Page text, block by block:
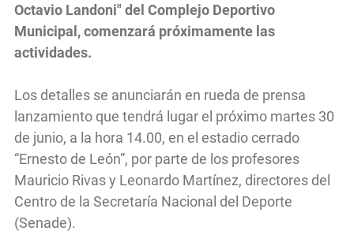
Octavio Landoni" del Complejo Deportivo
Municipal, comenzará próximamente las
actividades.
Los detalles se anunciarán en rueda de prensa
lanzamiento que tendrá lugar el próximo martes 30
de junio, a la hora 14.00, en el estadio cerrado
“Ernesto de León”, por parte de los profesores
Mauricio Rivas y Leonardo Martínez, directores del
Centro de la Secretaría Nacional del Deporte
(Senade).